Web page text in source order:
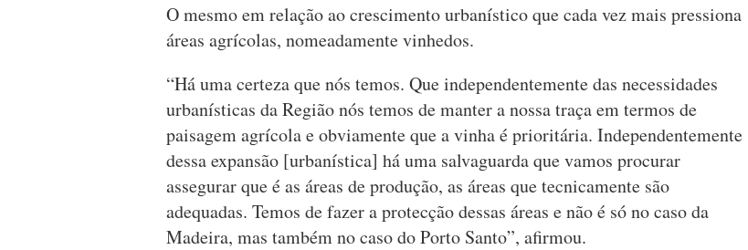
O mesmo em relação ao crescimento urbanístico que cada vez mais pressiona
áreas agrícolas, nomeadamente vinhedos.
“Há uma certeza que nós temos. Que independentemente das necessidades
urbanísticas da Região nós temos de manter a nossa traça em termos de
paisagem agrícola e obviamente que a vinha é prioritária. Independentemente
dessa expansão [urbanística] há uma salvaguarda que vamos procurar
assegurar que é as áreas de produção, as áreas que tecnicamente são
adequadas. Temos de fazer a protecção dessas áreas e não é só no caso da
Madeira, mas também no caso do Porto Santo”, afirmou.